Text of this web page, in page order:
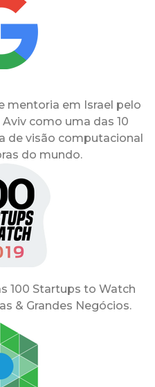
mentoria em Israel pelo
como uma das 10
de visão computacional
do mundo.
100 Startups to Watch
& Grandes Negócios.